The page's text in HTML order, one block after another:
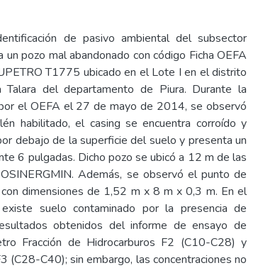
de pasivo ambiental del subsector
pozo mal abandonado con código Ficha OEFA
T1775 ubicado en el Lote I en el distrito
del departamento de Piura. Durante la
el OEFA el 27 de mayo de 2014, se observó
habilitado, el casing se encuentra corroído y
debajo de la superficie del suelo y presenta un
6 pulgadas. Dicho pozo se ubicó a 12 m de las
Además, se observó el punto de
dimensiones de 1,52 m x 8 m x 0,3 m. En el
suelo contaminado por la presencia de
obtenidos del informe de ensayo de
Fracción de Hidrocarburos F2 (C10-C28) y
(C28-C40); sin embargo, las concentraciones no